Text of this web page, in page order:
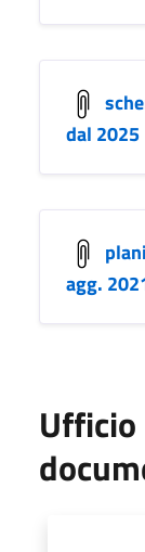
dal 2025
agg.